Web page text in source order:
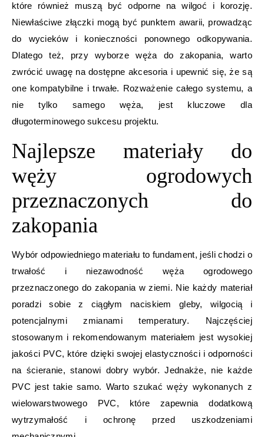
które również muszą być odporne na wilgoć i korozję.
Niewłaściwe złączki mogą być punktem awarii, prowadząc
do wycieków i konieczności ponownego odkopywania.
Dlatego też, przy wyborze węża do zakopania, warto
zwrócić uwagę na dostępne akcesoria i upewnić się, że są
one kompatybilne i trwałe. Rozważenie całego systemu, a
nie tylko samego węża, jest kluczowe dla
długoterminowego sukcesu projektu.
Najlepsze materiały do
węży ogrodowych
przeznaczonych do
zakopania
Wybór odpowiedniego materiału to fundament, jeśli chodzi o
trwałość i niezawodność węża ogrodowego
przeznaczonego do zakopania w ziemi. Nie każdy materiał
poradzi sobie z ciągłym naciskiem gleby, wilgocią i
potencjalnymi zmianami temperatury. Najczęściej
stosowanym i rekomendowanym materiałem jest wysokiej
jakości PVC, które dzięki swojej elastyczności i odporności
na ścieranie, stanowi dobry wybór. Jednakże, nie każde
PVC jest takie samo. Warto szukać węży wykonanych z
wielowarstwowego PVC, które zapewnia dodatkową
wytrzymałość i ochronę przed uszkodzeniami